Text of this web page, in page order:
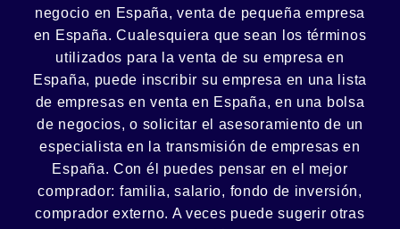
negocio en España, venta de pequeña empresa
en España. Cualesquiera que sean los términos
utilizados para la venta de su empresa en
España, puede inscribir su empresa en una lista
de empresas en venta en España, en una bolsa
de negocios, o solicitar el asesoramiento de un
especialista en la transmisión de empresas en
España. Con él puedes pensar en el mejor
comprador: familia,salario, fondo de inversión,
comprador externo. A veces puede sugerir otras